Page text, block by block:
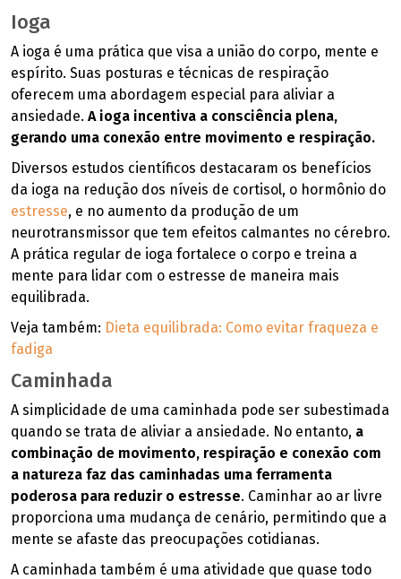
Ioga
A ioga é uma prática que visa a união do corpo, mente e
espírito. Suas posturas e técnicas de respiração
oferecem uma abordagem especial para aliviar a
ansiedade. A ioga incentiva a consciência plena,
gerando uma conexão entre movimento e respiração.
Diversos estudos científicos destacaram os benefícios
da ioga na redução dos níveis de cortisol, o hormônio do
estresse, e no aumento da produção de um
neurotransmissor que tem efeitos calmantes no cérebro.
A prática regular de ioga fortalece o corpo e treina a
mente para lidar com o estresse de maneira mais
equilibrada.
Veja também: Dieta equilibrada: Como evitar fraqueza e
fadiga
Caminhada
A simplicidade de uma caminhada pode ser subestimada
quando se trata de aliviar a ansiedade. No entanto, a
combinação de movimento, respiração e conexão com
a natureza faz das caminhadas uma ferramenta
poderosa para reduzir o estresse. Caminhar ao ar livre
proporciona uma mudança de cenário, permitindo que a
mente se afaste das preocupações cotidianas.
A caminhada também é uma atividade que quase todo